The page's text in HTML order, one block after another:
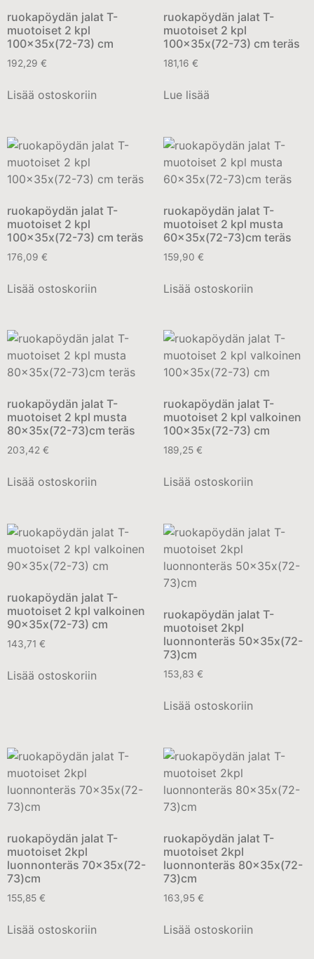
ruokapöydän jalat T-
muotoiset 2 kpl
100x35x(72-73) cm
192,29 €
Lisää ostoskoriin
ruokapöydän jalat T-
muotoiset 2 kpl
100x35x(72-73) cm teräs
181,16 €
Lue lisää
ruokapöydän jalat T-
muotoiset 2 kpl
100x35x(72-73) cm teräs
176,09 €
Lisää ostoskoriin
ruokapöydän jalat T-
muotoiset 2 kpl musta
60x35x(72-73)cm teräs
159,90 €
Lisää ostoskoriin
ruokapöydän jalat T-
muotoiset 2 kpl musta
80x35x(72-73)cm teräs
203,42 €
Lisää ostoskoriin
ruokapöydän jalat T-
muotoiset 2 kpl valkoinen
100x35x(72-73) cm
189,25 €
Lisää ostoskoriin
ruokapöydän jalat T-
muotoiset 2 kpl valkoinen
90x35x(72-73) cm
143,71 €
Lisää ostoskoriin
ruokapöydän jalat T-
muotoiset 2kpl
luonnonteräs 50x35x(72-
73)cm
153,83 €
Lisää ostoskoriin
ruokapöydän jalat T-
muotoiset 2kpl
luonnonteräs 70x35x(72-
73)cm
155,85 €
Lisää ostoskoriin
ruokapöydän jalat T-
muotoiset 2kpl
luonnonteräs 80x35x(72-
73)cm
163,95 €
Lisää ostoskoriin